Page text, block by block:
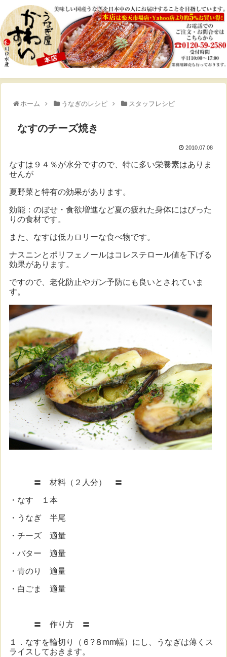
ホーム うなぎのレシピ スタッフレシピ
なすのチーズ焼き
2010.07.08
なすは９４％が水分ですので、特に多い栄養素はありま
せんが
夏野菜と特有の効果があります。
効能：のぼせ・食欲増進など夏の疲れた身体にはぴった
りの食材です。
また、なすは低カロリーな食べ物です。
ナスニンとポリフェノールはコレステロール値を下げる
効果があります。
ですので、老化防止やガン予防にも良いとされていま
す。
〓 材料（２人分） 〓
・なす １本
・うなぎ 半尾
・チーズ 適量
・バター 適量
・青のり 適量
・白ごま 適量
〓 作り方 〓
１．なすを輪切り（６?８mm幅）にし、うなぎは薄くス
ライスしておきます。